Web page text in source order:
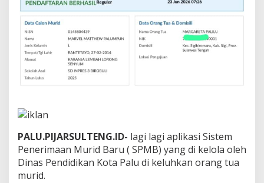
a
a
l
u
K
e
D
i
k
e
PALU.PIJARSULTENG.ID- lagi lagi aplikasi Sistem
Penerimaan Murid Baru ( SPMB) yang di kelola oleh
Dinas Pendidikan Kota Palu di keluhkan orang tua
murid.